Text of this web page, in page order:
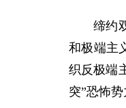
缔约
和极端主
织反极端
突”恐怖